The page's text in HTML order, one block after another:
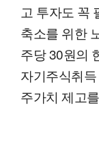
고 투자도 꼭
축소를 위한
주당 30원의
자기주식취
주가치 제고